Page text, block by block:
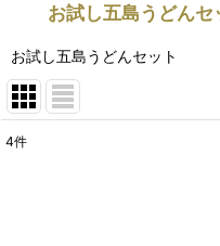
お試し五島うどんセ
お試し五島うどんセット
4件